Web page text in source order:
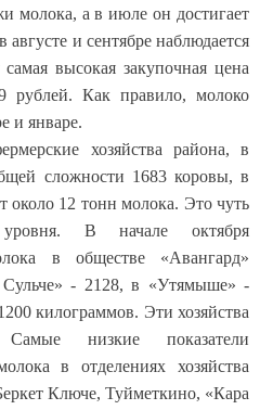
молока, а в июле он достигает
и сентябре наблюдается
высокая закупочная цена
рублей. Как правило, молоко
и январе.
хозяйства района, в
сложности 1683 коровы, в
около 12 тонн молока. Это чуть
В начале октября
в обществе «Авангард»
Сульче» - 2128, в «Утямыше» -
килограммов. Эти хозяйства
Самые низкие показатели
в отделениях хозяйства
Ключе, Туйметкино, «Кара